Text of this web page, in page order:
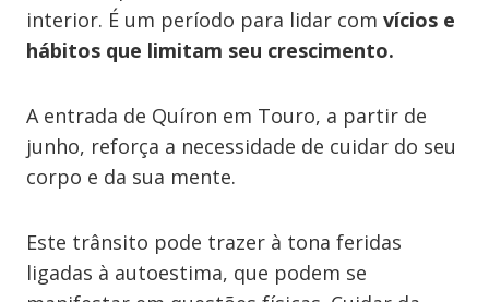
interior. É um período para lidar com vícios e
hábitos que limitam seu crescimento.
A entrada de Quíron em Touro, a partir de
junho, reforça a necessidade de cuidar do seu
corpo e da sua mente.
Este trânsito pode trazer à tona feridas
ligadas à autoestima, que podem se